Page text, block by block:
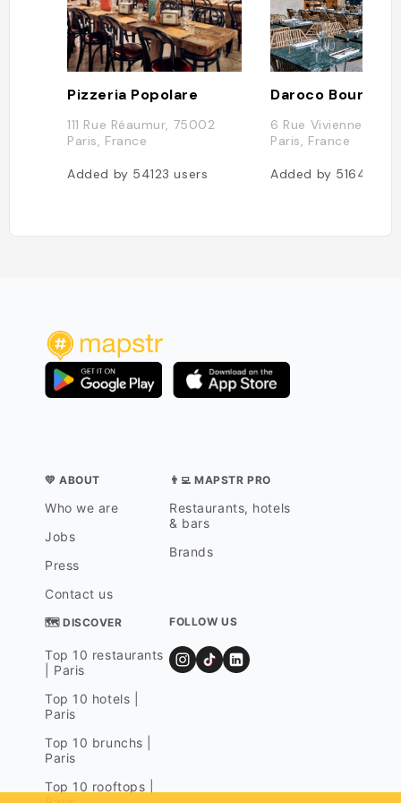
Pizzeria Popolare
111 Rue Réaumur, 75002
Paris, France
Added by 54123users
Daroco Bourse
6 Rue Vivienne,
Paris, France
Added by 51647
💛 ABOUT
Who we are
Jobs
Press
Contact us
👨‍💻 MAPSTR PRO
Restaurants, hotels
& bars
Brands
🗺 DISCOVER
Top 10 restaurants
| Paris
Top 10 hotels |
Paris
Top 10 brunchs |
Paris
Top 10 rooftops |
FOLLOW US